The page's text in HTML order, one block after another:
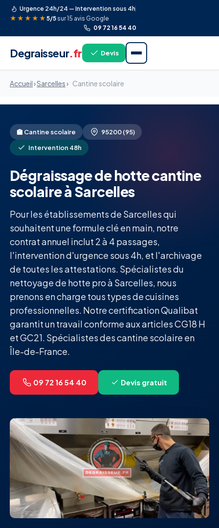
Urgence 24h/24 — Intervention sous 4h
★★★★★ 5/5 sur 15 avis Google
09 72 16 54 40
Degraisseur.fr Devis
Accueil›Sarcelles› Cantine scolaire
🏫 Cantine scolaire
95200 (95)
Intervention 48h
Dégraissage de hotte cantine
scolaire à Sarcelles
Pour les établissements de Sarcelles qui
souhaitent une formule clé en main, notre
contrat annuel inclut 2 à 4 passages,
l'intervention d'urgence sous 4h, et l'archivage
de toutes les attestations. Spécialistes du
nettoyage de hotte pro à Sarcelles, nous
prenons en charge tous types de cuisines
professionnelles. Notre certification Qualibat
garantit un travail conforme aux articles CG18 H
et GC21. Spécialistes des cantine scolaire en
Île-de-France.
09 72 16 54 40 Devis gratuit